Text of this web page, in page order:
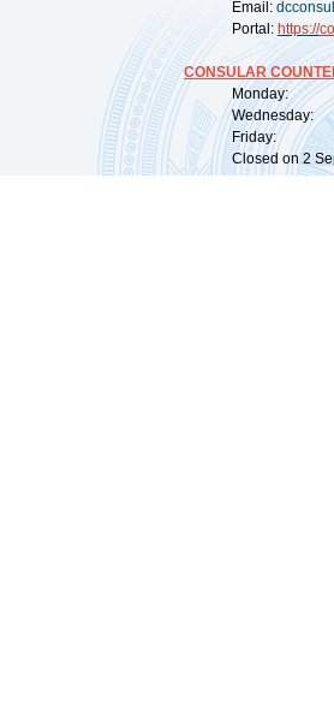
Email:
Portal: https://
CONSULAR
Monday:
Wednesday:
Friday:
Closed on 2